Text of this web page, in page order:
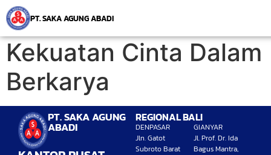
PT. SAKA AGUNG ABADI
Kekuatan Cinta Dalam
Berkarya
PT. SAKA AGUNG
ABADI
REGIONAL BALI
DENPASAR
Jln. Gatot
Subroto Barat
GIANYAR
Jl. Prof. Dr. Ida
Bagus Mantra,